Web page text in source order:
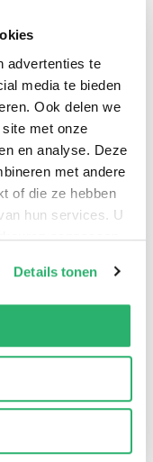
advertenties te
media te bieden
Ook delen we
met onze
en analyse. Deze
met andere
of die ze hebben
hun services. U
aanpassen
uw gegevens
Details tonen